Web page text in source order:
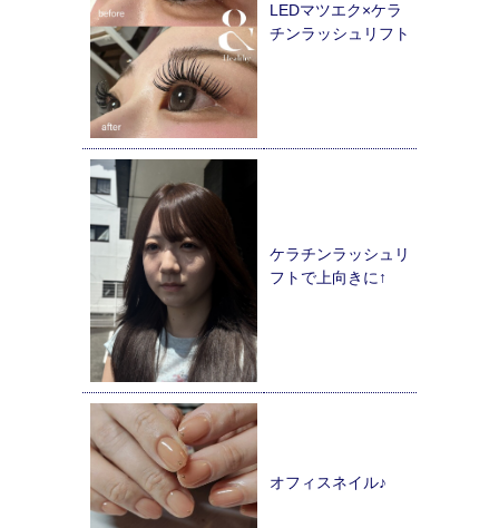
LEDマツエク×ケラ
チンラッシュリフト
ケラチンラッシュリ
フトで上向きに↑
オフィスネイル♪